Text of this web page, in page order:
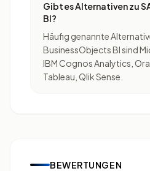
Gibt es Alternativen zu
BI?
Häufig genannte
BusinessObjects BI sind
IBM Cognos Analytics,
Tableau, Qlik Sense.
BEWERTUNGEN